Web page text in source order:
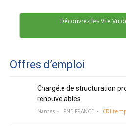
Découvrez les Vite Vu
Offres d’emploi
Chargé.e de structuration
renouvelables
Nantes PNE FRANCE CDI